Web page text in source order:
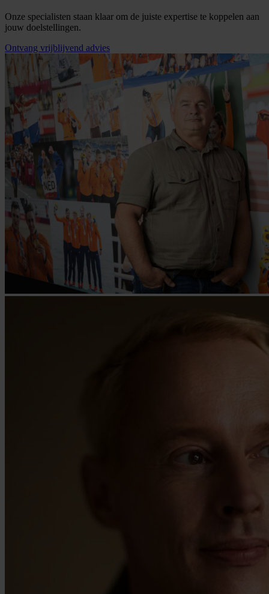
Onze specialisten staan klaar om de juiste expertise te koppelen aan
jouw doelstellingen.
Ontvang vrijblijvend advies